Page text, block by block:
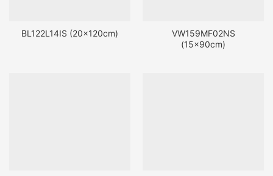
BL122L14IS (20x120cm)
VW159MF02NS
(15x90cm)